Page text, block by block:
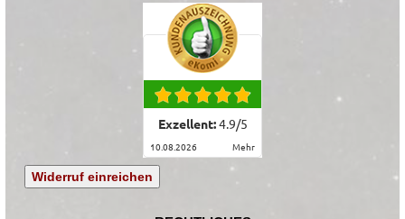
Exzellent:4.9/5
10.08.2026 mehr
Widerruf einreichen